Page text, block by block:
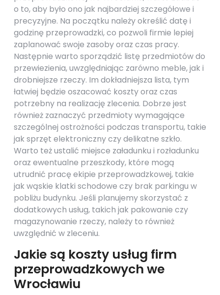
o to, aby było ono jak najbardziej szczegółowe i
precyzyjne. Na początku należy określić datę i
godzinę przeprowadzki, co pozwoli firmie lepiej
zaplanować swoje zasoby oraz czas pracy.
Następnie warto sporządzić listę przedmiotów do
przewiezienia, uwzględniając zarówno meble, jak i
drobniejsze rzeczy. Im dokładniejsza lista, tym
łatwiej będzie oszacować koszty oraz czas
potrzebny na realizację zlecenia. Dobrze jest
również zaznaczyć przedmioty wymagające
szczególnej ostrożności podczas transportu, takie
jak sprzęt elektroniczny czy delikatne szkło.
Warto też ustalić miejsce załadunku i rozładunku
oraz ewentualne przeszkody, które mogą
utrudnić pracę ekipie przeprowadzkowej, takie
jak wąskie klatki schodowe czy brak parkingu w
pobliżu budynku. Jeśli planujemy skorzystać z
dodatkowych usług, takich jak pakowanie czy
magazynowanie rzeczy, należy to również
uwzględnić w zleceniu.
Jakie są koszty usług firm
przeprowadzkowych we
Wrocławiu